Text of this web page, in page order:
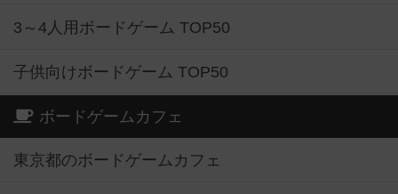
3～4人用ボードゲーム TOP50
子供向けボードゲーム TOP50
ボードゲームカフェ
東京都のボードゲームカフェ